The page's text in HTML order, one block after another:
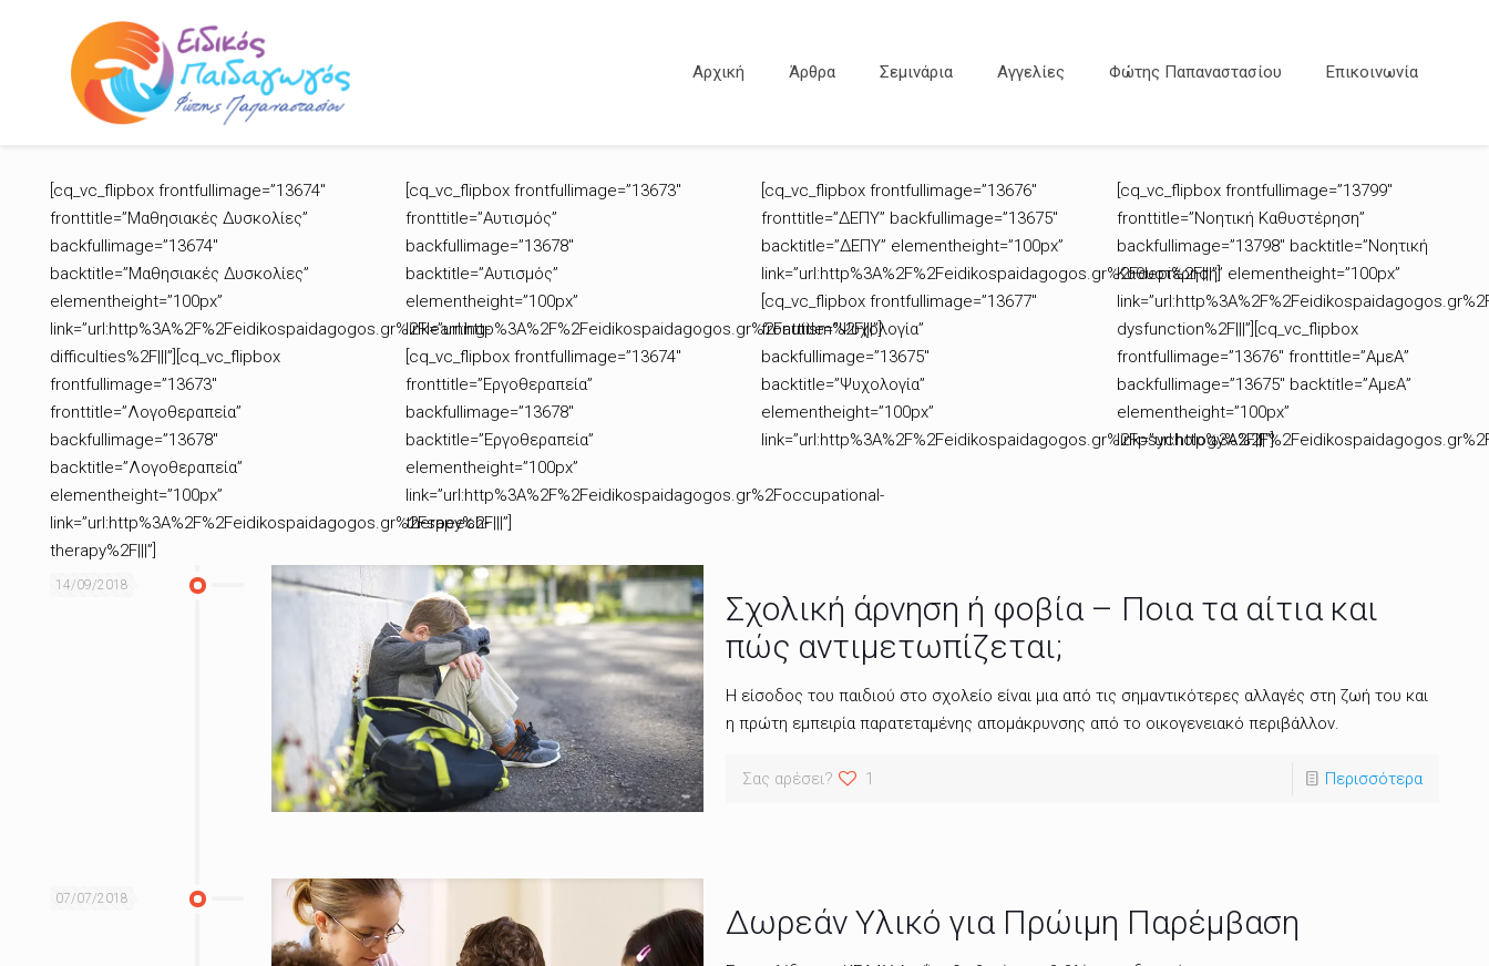
Αρχική Άρθρα Σεμινάρια Αγγελίες Φώτης Παπαναστασίου Επικοινωνία
[cq_vc_flipbox frontfullimage=”13674″
fronttitle=”Μαθησιακές Δυσκολίες”
backfullimage=”13674″
backtitle=”Μαθησιακές Δυσκολίες”
elementheight=”100px”
link=”url:http%3A%2F%2Feidikospaidagogos.gr%2Flearning-
difficulties%2F|||”][cq_vc_flipbox
frontfullimage=”13673″
fronttitle=”Λογοθεραπεία”
backfullimage=”13678″
backtitle=”Λογοθεραπεία”
elementheight=”100px”
link=”url:http%3A%2F%2Feidikospaidagogos.gr%2Fspeech-
therapy%2F|||”]
[cq_vc_flipbox frontfullimage=”13673″
fronttitle=”Αυτισμός”
backfullimage=”13678″
backtitle=”Αυτισμός”
elementheight=”100px”
link=”url:http%3A%2F%2Feidikospaidagogos.gr%2Fautism%2F|||”]
[cq_vc_flipbox frontfullimage=”13674″
fronttitle=”Εργοθεραπεία”
backfullimage=”13678″
backtitle=”Εργοθεραπεία”
elementheight=”100px”
link=”url:http%3A%2F%2Feidikospaidagogos.gr%2Foccupational-
therapy%2F|||”]
[cq_vc_flipbox frontfullimage=”13676″
fronttitle=”ΔΕΠΥ” backfullimage=”13675″
backtitle=”ΔΕΠΥ” elementheight=”100px”
link=”url:http%3A%2F%2Feidikospaidagogos.gr%2Fdepi%2F|||”]
[cq_vc_flipbox frontfullimage=”13677″
fronttitle=”Ψυχολογία”
backfullimage=”13675″
backtitle=”Ψυχολογία”
elementheight=”100px”
link=”url:http%3A%2F%2Feidikospaidagogos.gr%2Fpsychology%2F|||”]
[cq_vc_flipbox frontfullimage=”13799″
fronttitle=”Νοητική Καθυστέρηση”
backfullimage=”13798″ backtitle=”Νοητική
Καθυστέρηση” elementheight=”100px”
dysfunction%2F|||”][cq_vc_flipbox
frontfullimage=”13676″ fronttitle=”ΑμεΑ”
backfullimage=”13675″ backtitle=”ΑμεΑ”
elementheight=”100px”
14/09/2018
Σχολική άρνηση ή φοβία – Ποια τα αίτια και
πώς αντιμετωπίζεται;
Η είσοδος του παιδιού στο σχολείο είναι μια από τις σημαντικότερες αλλαγές στη ζωή του και
η πρώτη εμπειρία παρατεταμένης απομάκρυνσης από το οικογενειακό περιβάλλον.
Σας αρέσει? 1 Περισσότερα
07/07/2018
Δωρεάν Υλικό για Πρώιμη Παρέμβαση